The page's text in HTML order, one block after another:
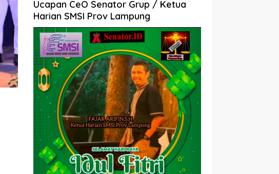
Ucapan CeO Senator Grup / Ketua
Harian SMSI Prov Lampung